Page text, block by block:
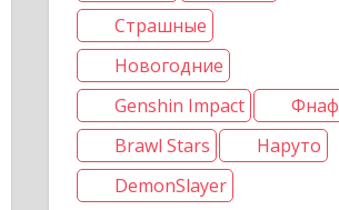
Страшные
Новогодние
Genshin Impact
Фнаф
Brawl Stars
Наруто
DemonSlayer